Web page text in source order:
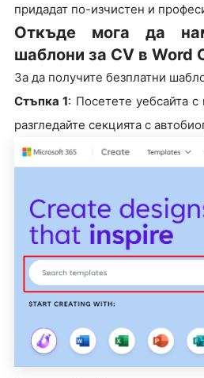
придадат по-изчистен и
Откъде мога да
шаблони за CV в Word
За да получите безплатни
Стъпка 1: Посетете уебсайта
разгледайте секцията с